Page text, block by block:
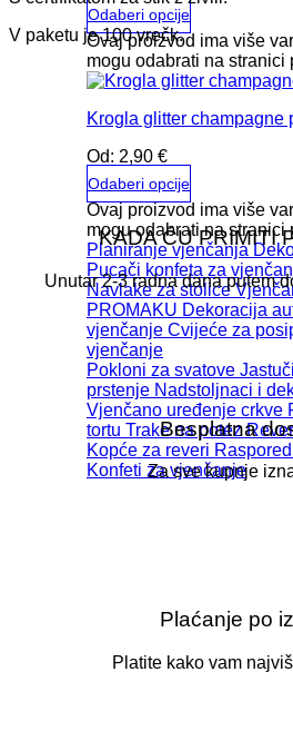
Odaberi opcije
Ovaj proizvod ima više
mogu odabrati na stranici
Krogla glitter champagne
Od: 2,90 €
Odaberi opcije
Ovaj proizvod ima više
mogu odabrati na stranici
Planiranje vjenčanja
Pucači konfeta za
Navlake za stolice
PROMAKU Dekoracija
vjenčanje Cvijeće za
vjenčanje
Pokloni za svatove
prstenje Nadstoljnaci i
Vjenčano uređenje crkve
tortu Trake na potez
Kopće za reveri
Konfeti za vjenčanje
V paketu je 100 vrečk.
KADA ĆU PRIMITI
Unutar 2-3 radna dana putem
Besplatna
Za sve kupnje
Plaćanje po
Platite kako vam